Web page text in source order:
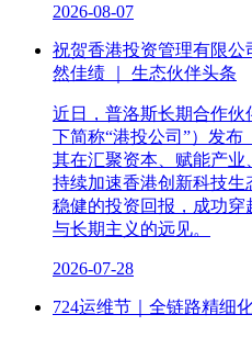
2026-08-07
祝贺香港投资管理有限公
然佳绩 ｜ 生态伙伴头条
近日，普洛斯长期合作伙
下简称“港投公司”）发布
其在汇聚资本、赋能产业
持续加速香港创新科技生
稳健的投资回报，成功穿
与长期主义的远见。
2026-07-28
724运维节｜全链路精细